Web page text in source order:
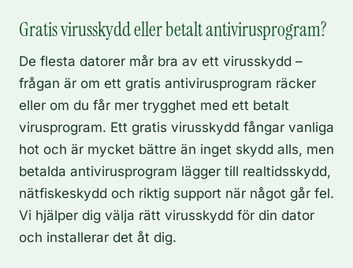
Gratis virusskydd eller betalt antivirusprogram?
De flesta datorer mår bra av ett virusskydd –
frågan är om ett gratis antivirusprogram räcker
eller om du får mer trygghet med ett betalt
virusprogram. Ett gratis virusskydd fångar vanliga
hot och är mycket bättre än inget skydd alls, men
betalda antivirusprogram lägger till realtidsskydd,
nätfiskeskydd och riktig support när något går fel.
Vi hjälper dig välja rätt virusskydd för din dator
och installerar det åt dig.